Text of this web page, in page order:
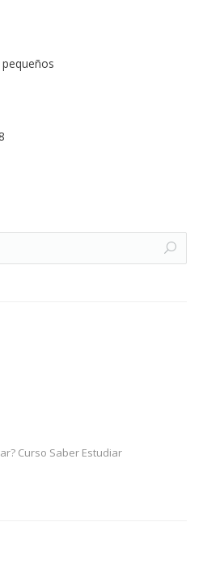
Curso Saber Estudiar